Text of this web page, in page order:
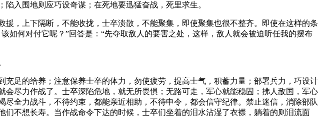
入围地则应巧设奇谋；在死地要迅猛奋战，死里求生。
，上下隔断，不能收拢，士卒溃散，不能聚集，即使聚集也很不整齐。即使在这样的条
如何对付它呢？”回答是：“先夺取敌人的要害之处，这样，敌人就会被迫听任我的摆布
足的给养；注意保养士卒的体力，勿使疲劳，提高士气，积蓄力量；部署兵力，巧设计
尽力作战了。士卒深陷危地，就无所畏惧；无路可走，军心就能稳固；拂人敌国，军心
全力战斗，不待约束，都能亲近相助，不待申令，都会信守纪律。禁止迷信，消除部队
不想长寿。当作战命令下达的时候，士卒们坐着的泪水沾湿了衣襟，躺着的则泪流面